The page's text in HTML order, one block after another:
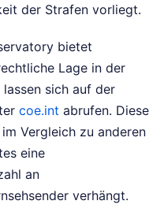
der Strafen vorliegt.
bietet
Lage in der
sich auf der
coe.int abrufen. Diese
Vergleich zu anderen
eine
an
verhängt.